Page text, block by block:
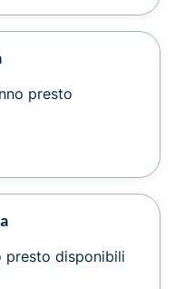
presto
presto disponibili